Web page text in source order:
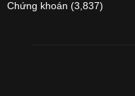
Chứng khoán (3,837)